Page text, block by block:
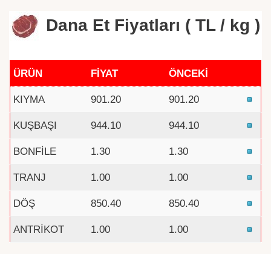
Dana Et Fiyatları ( TL / kg )
ÜRÜN FİYAT ÖNCEKİ
KIYMA 901.20 901.20
KUŞBAŞI 944.10 944.10
BONFİLE 1.30 1.30
TRANJ 1.00 1.00
DÖŞ 850.40 850.40
ANTRİKOT 1.00 1.00